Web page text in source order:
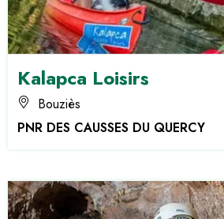
Kalapca Loisirs
Bouziès
PNR DES CAUSSES DU QUERCY